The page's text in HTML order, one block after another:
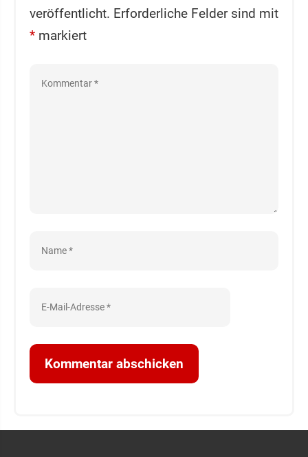
veröffentlicht. Erforderliche Felder sind mit
* markiert